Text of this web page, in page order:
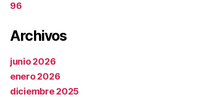
96
Archivos
junio 2026
enero 2026
diciembre 2025